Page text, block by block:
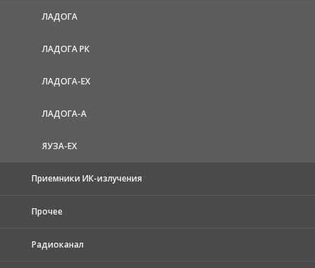
ЛАДОГА
ЛАДОГА РК
ЛАДОГА-EX
ЛАДОГА-А
ЯУЗА-ЕХ
Приемники ИК-излучения
Прочее
Радиоканал